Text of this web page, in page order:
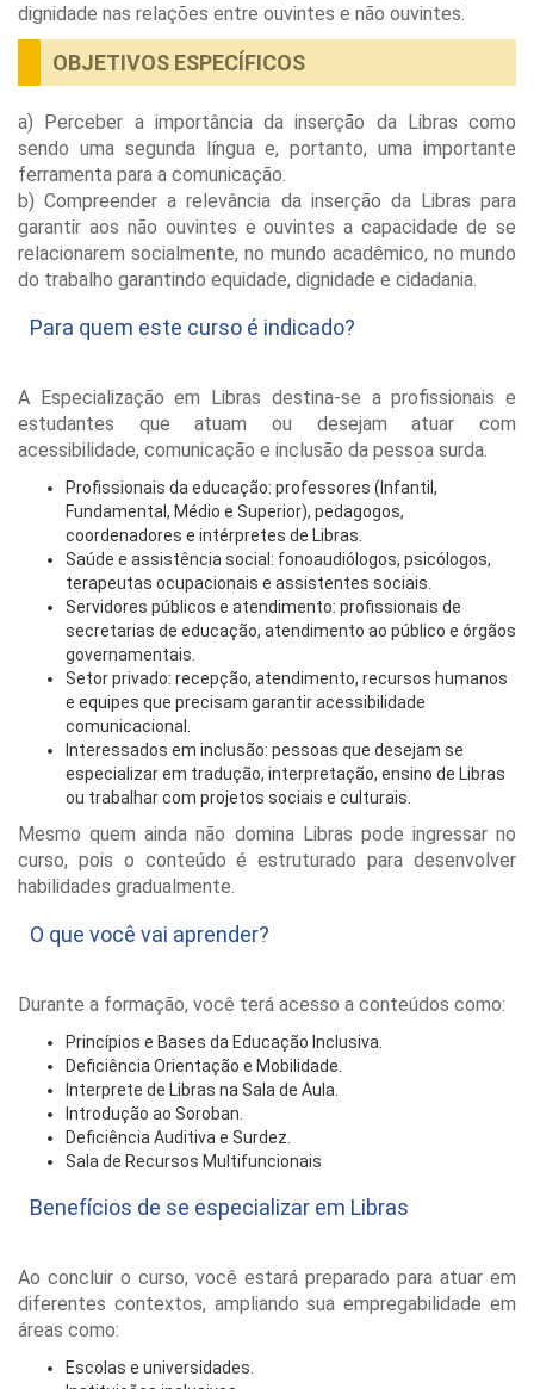
dignidade nas relações entre ouvintes e não ouvintes.
OBJETIVOS ESPECÍFICOS
a) Perceber a importância da inserção da Libras como
sendo uma segunda língua e, portanto, uma importante
ferramenta para a comunicação.
b) Compreender a relevância da inserção da Libras para
garantir aos não ouvintes e ouvintes a capacidade de se
relacionarem socialmente, no mundo acadêmico, no mundo
do trabalho garantindo equidade, dignidade e cidadania.
Para quem este curso é indicado?
A Especialização em Libras destina-se a profissionais e
estudantes que atuam ou desejam atuar com
acessibilidade, comunicação e inclusão da pessoa surda.
Profissionais da educação: professores (Infantil,
Fundamental, Médio e Superior), pedagogos,
coordenadores e intérpretes de Libras.
Saúde e assistência social: fonoaudiólogos, psicólogos,
terapeutas ocupacionais e assistentes sociais.
Servidores públicos e atendimento: profissionais de
secretarias de educação, atendimento ao público e órgãos
governamentais.
Setor privado: recepção, atendimento, recursos humanos
e equipes que precisam garantir acessibilidade
comunicacional.
Interessados em inclusão: pessoas que desejam se
especializar em tradução, interpretação, ensino de Libras
ou trabalhar com projetos sociais e culturais.
Mesmo quem ainda não domina Libras pode ingressar no
curso, pois o conteúdo é estruturado para desenvolver
habilidades gradualmente.
O que você vai aprender?
Durante a formação, você terá acesso a conteúdos como:
Princípios e Bases da Educação Inclusiva.
Deficiência Orientação e Mobilidade.
Interprete de Libras na Sala de Aula.
Introdução ao Soroban.
Deficiência Auditiva e Surdez.
Sala de Recursos Multifuncionais
Benefícios de se especializar em Libras
Ao concluir o curso, você estará preparado para atuar em
diferentes contextos, ampliando sua empregabilidade em
áreas como:
Escolas e universidades.